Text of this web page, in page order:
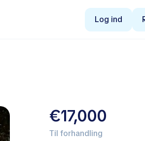
Log ind
€17,000
Til forhandling